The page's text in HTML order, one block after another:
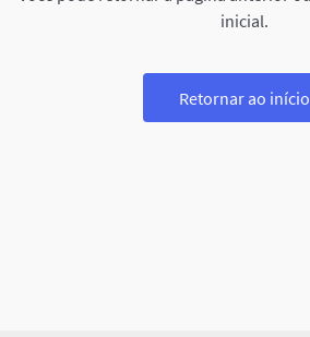
inicial.
Retornar ao início